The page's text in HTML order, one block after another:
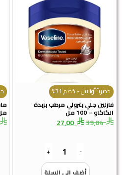
حصرياً أونلاين - خصم 31%
فازلين جلي بترولي مرطب بزبدة
الكاكاو – 100 مل
39,04
27,00
-
+
أضف الى السلة